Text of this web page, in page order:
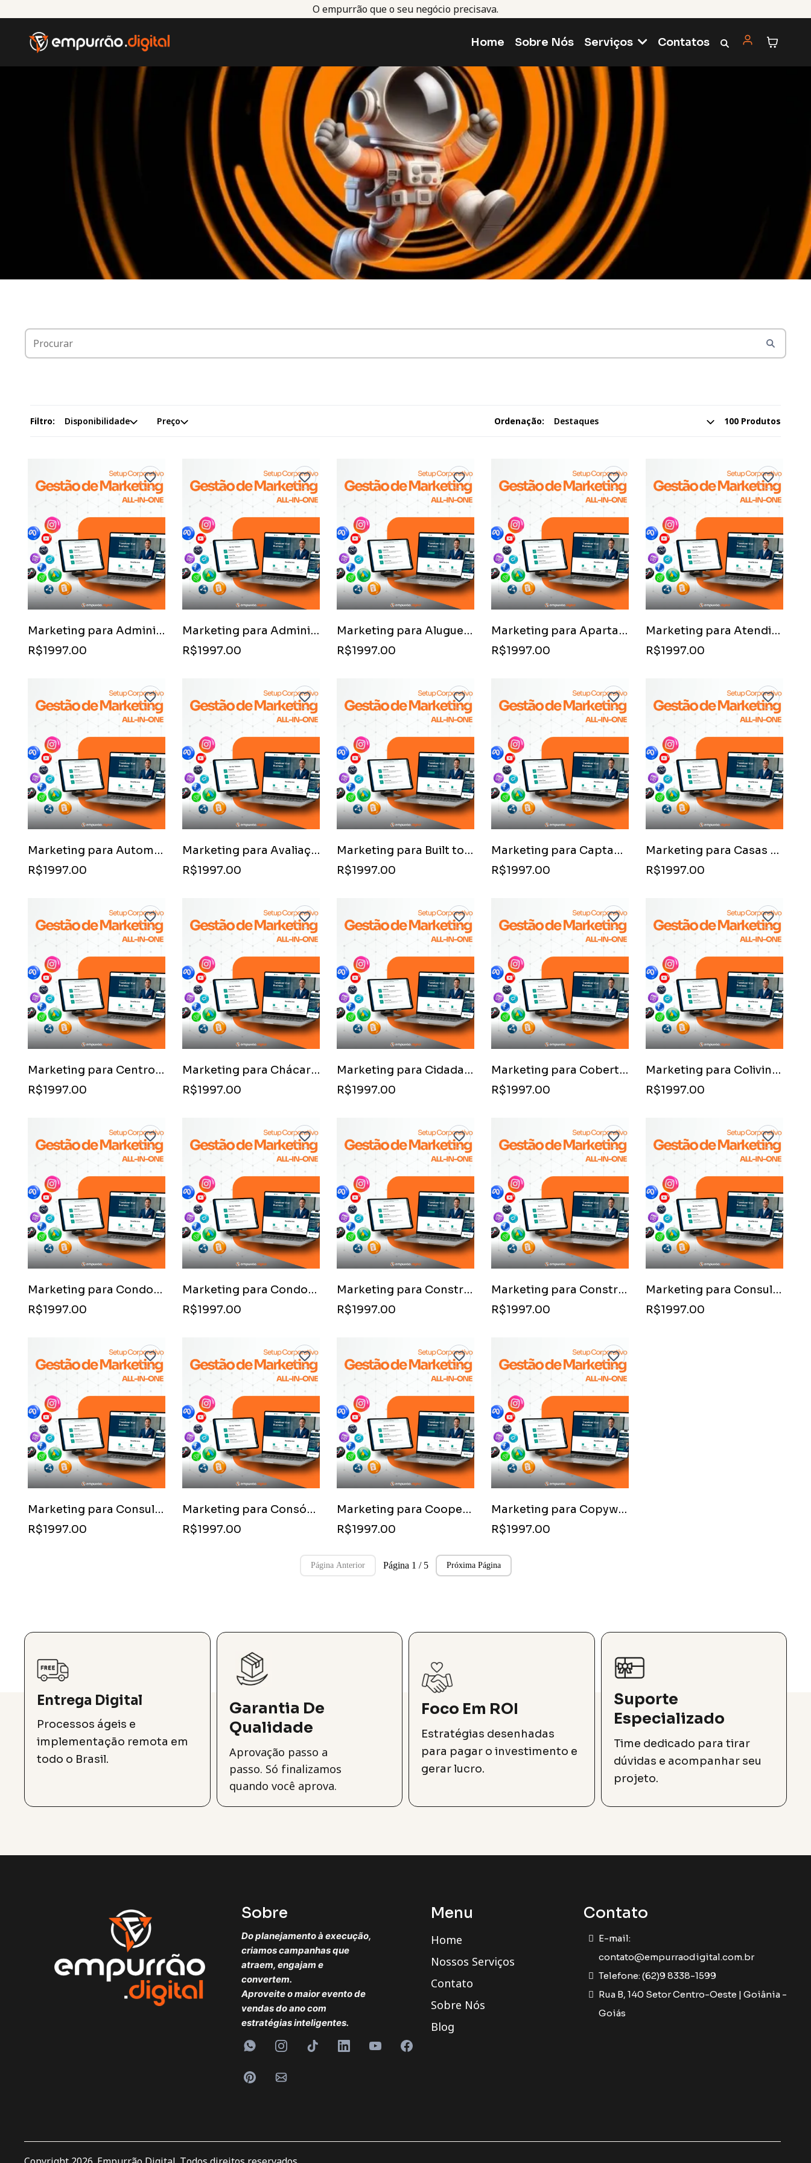
O empurrão que o seu negócio precisava.
Home Sobre Nós Serviços Contatos
Nossos Serviços
Filtro: Disponibilidade Preço Ordenação: 100 Produtos
Marketing para Administradoras de Condomínios
R$1997.00
Marketing para Administração de Locação (Aluguel)
R$1997.00
Marketing para Aluguel de Temporada (Airbnb/Booking)
R$1997.00
Marketing para Apartamentos Compactos e Econômicos
R$1997.00
Marketing para Atendimento via WhatsApp Imobiliário
R$1997.00
Marketing para Automóveis de Luxo como Parte de Pagamento (Permuta)
R$1997.00
Marketing para Avaliação de Imóveis (Perito Avaliador)
R$1997.00
Marketing para Built to Suit (Construção Sob Medida)
R$1997.00
Marketing para Captação de Imóveis (Foco no Proprietário)
R$1997.00
Marketing para Casas de Campo de Luxo
R$1997.00
Marketing para Centros de Distribuição (E-commerce)
R$1997.00
Marketing para Chácaras e Sítios de Lazer
R$1997.00
Marketing para Cidadania via Investimento Imobiliário (Golden Visa)
R$1997.00
Marketing para Coberturas e Penthouses
R$1997.00
Marketing para Coliving e Moradia Compartilhada
R$1997.00
Marketing para Condomínios Clube (Lazer Completo)
R$1997.00
Marketing para Condomínios Empresariais
R$1997.00
Marketing para Construtoras de Habitação Social
R$1997.00
Marketing para Construtoras de Pequeno Porte
R$1997.00
Marketing para Consultoria de Viabilidade Econômica Imobiliária
R$1997.00
Marketing para Consultoria Imobiliária
R$1997.00
Marketing para Consórcio de Imóveis
R$1997.00
Marketing para Cooperativas Habitacionais
R$1997.00
Marketing para Copywriting para Anúncios de Imóveis
R$1997.00
Página Anterior Página 1 / 5 Próxima Página
Entrega Digital
Processos ágeis e
implementação remota em
todo o Brasil.
Garantia De
Qualidade
Aprovação passo a
passo. Só finalizamos
quando você aprova.
Foco Em ROI
Estratégias desenhadas
para pagar o investimento e
gerar lucro.
Suporte
Especializado
Time dedicado para tirar
dúvidas e acompanhar seu
projeto.
Sobre
Do planejamento à execução,
criamos campanhas que
atraem, engajam e
convertem.
Aproveite o maior evento de
vendas do ano com
estratégias inteligentes.
Menu
Home
Nossos Serviços
Contato
Sobre Nós
Blog
Contato
E-mail:
contato@empurraodigital.com.br
Telefone: (62)9 8338-1599
Rua B, 140 Setor Centro-Oeste | Goiânia -
Goiás